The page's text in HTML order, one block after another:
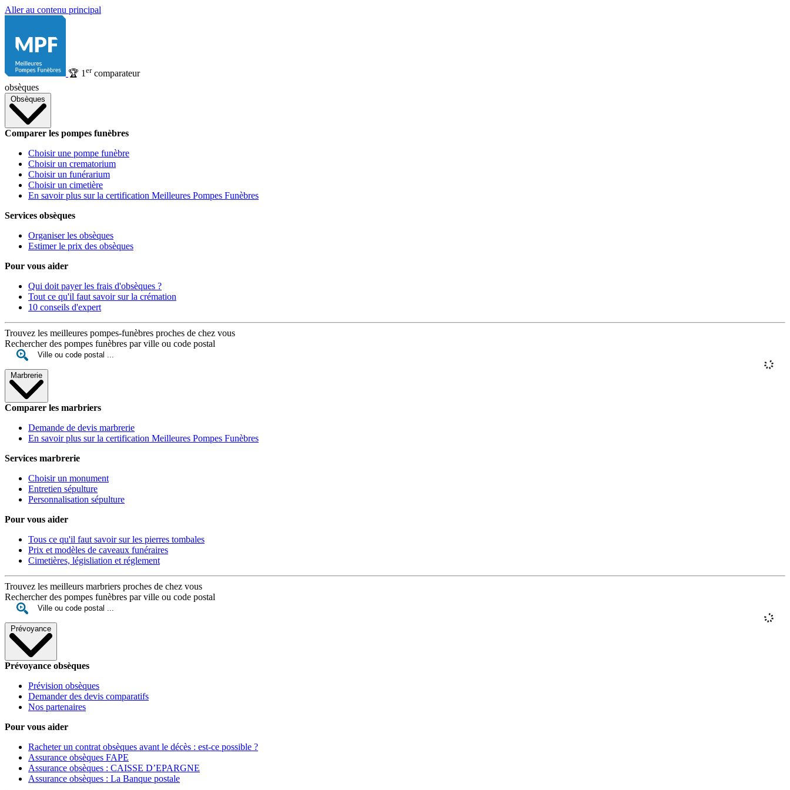
Aller au contenu principal
🏆 1 ercomparateur
obsèques
Obsèques
Comparer les pompes funèbres
Choisir une pompe funèbre
Choisir un crematorium
Choisir un funérarium
Choisir un cimetière
En savoir plus sur la certification Meilleures Pompes Funèbres
Services obsèques
Organiser les obsèques
Estimer le prix des obsèques
Pour vous aider
Qui doit payer les frais d'obsèques ?
Tout ce qu'il faut savoir sur la crémation
10 conseils d'expert
Trouvez les meilleures pompes-funèbres proches de chez vous
Rechercher des pompes funèbres par ville ou code postal
Marbrerie
Comparer les marbriers
Demande de devis marbrerie
En savoir plus sur la certification Meilleures Pompes Funèbres
Services marbrerie
Choisir un monument
Entretien sépulture
Personnalisation sépulture
Pour vous aider
Tous ce qu'il faut savoir sur les pierres tombales
Prix et modèles de caveaux funéraires
Cimetières, législiation et réglement
Trouvez les meilleurs marbriers proches de chez vous
Rechercher des pompes funèbres par ville ou code postal
Prévoyance
Prévoyance obsèques
Prévision obsèques
Demander des devis comparatifs
Nos partenaires
Pour vous aider
Racheter un contrat obsèques avant le décès : est-ce possible ?
Assurance obsèques FAPE
Assurance obsèques : CAISSE D’EPARGNE
Assurance obsèques : La Banque postale